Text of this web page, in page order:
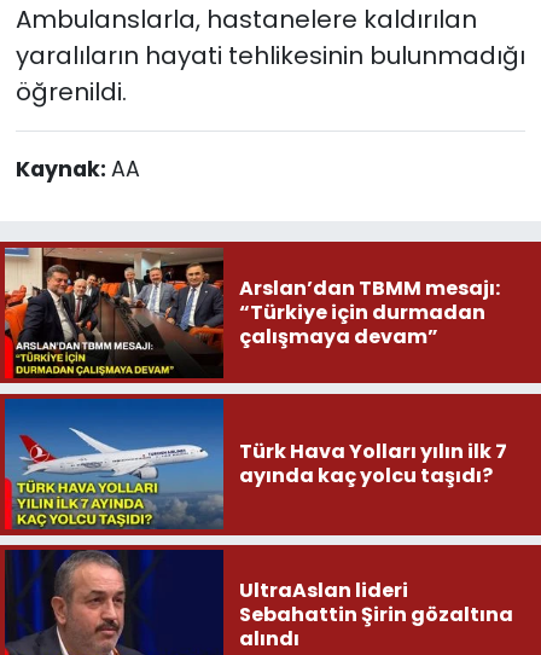
Ambulanslarla, hastanelere kaldırılan
yaralıların hayati tehlikesinin bulunmadığı
öğrenildi.
Kaynak: AA
Arslan’dan TBMM mesajı:
“Türkiye için durmadan
çalışmaya devam”
Türk Hava Yolları yılın ilk 7
ayında kaç yolcu taşıdı?
UltraAslan lideri
Sebahattin Şirin gözaltına
alındı